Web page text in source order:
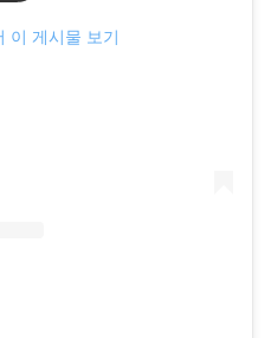
이 게시물 보기